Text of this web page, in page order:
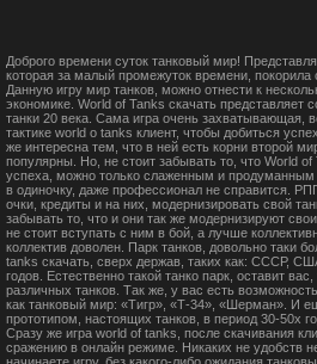
Доброго времени суток танковый мир!
которая за малый промежуток времени, покорила
Данную игру мир танков, можно отнести к
экономике. World of Tanks скачать
танки 20 века. Сама игра очень захватывающая,
тактике world o tanks клиент, чтобы добиться
же интересна тем, что в ней есть корни второй
популярны. Но, не стоит забывать то, что World of
успеха, можно только слаженным и
в одиночку, даже профессионал не справится.
очки, кредиты и на них, модернизировать свой
забывать то, что и они так же модернизируют
не стоит вступать с ним в бой, а лучше
коллектив доволен. Парк танков, довольно таки
tanks скачать, сверх держав, таких как: СССР,
годов. Естественно такой танко парк, оставит
различных танков. Так же, у вас есть
как танковый мир: «Тигр», «Т-34», «Шерман». И
прототипом, настоящих танков, в период 30-50х
Сразу же игра world of tanks, после скачивания
сражению в онлайн режиме. Никаких не удобств